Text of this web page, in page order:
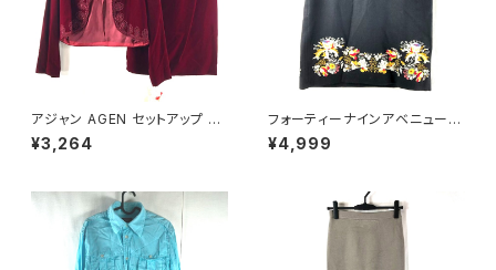
アジャン AGEN セットアップ ス
カートスーツ 長袖 ベロア生地
レース 肩パッド タグ付き ボルド
¥3,264
フォーティーナインアベニュージ
ュンコシマダ 49AV.junko shi
mada スカート 花柄刺繍 裏地
¥4,999